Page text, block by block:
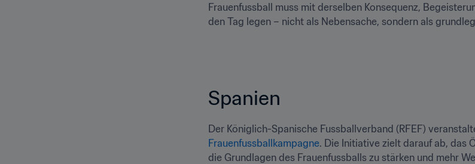
Frauenfussball muss mit derselben Konsequenz,
den Tag legen – nicht als Nebensache, sondern als
Spanien
Frauenfussballkampagne. Die Initiative zielt darauf ab, das
die Grundlagen des Frauenfussballs zu stärken und mehr